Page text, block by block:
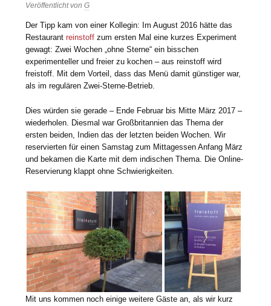
Veröffentlicht vonG
Der Tipp kam von einer Kollegin: Im August 2016 hätte das
Restaurantreinstoff zum ersten Mal eine kurzes Experiment
gewagt: Zwei Wochen „ohne Sterne“ ein bisschen
experimenteller und freier zu kochen – aus reinstoff wird
freistoff. Mit dem Vorteil, dass das Menü damit günstiger war,
als im regulären Zwei-Sterne-Betrieb.
Dies würden sie gerade – Ende Februar bis Mitte März 2017 –
wiederholen. Diesmal war Großbritannien das Thema der
ersten beiden, Indien das der letzten beiden Wochen. Wir
reservierten für einen Samstag zum Mittagessen Anfang März
und bekamen die Karte mit dem indischen Thema. Die Online-
Reservierung klappt ohne Schwierigkeiten.
Mit uns kommen noch einige weitere Gäste an, als wir kurz